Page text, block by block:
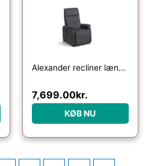
Alexander recliner lænestol, 2 motors – antracitgrå polyester stof og hjul
7,699.00kr.
KØB NU